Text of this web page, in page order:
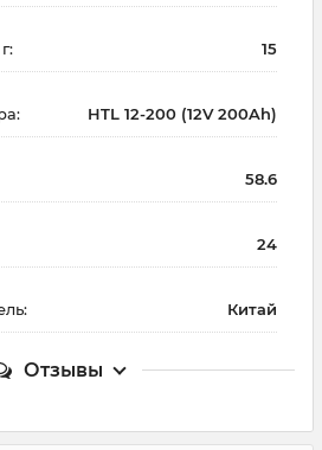
15
HTL 12-200 (12V 200Ah)
58.6
24
Китай
Отзывы